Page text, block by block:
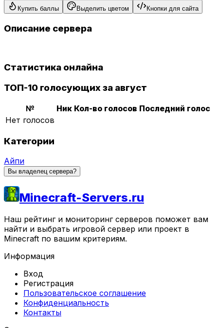
Купить баллы Выделить цветом Кнопки для сайта
Описание сервера
Статистика онлайна
ТОП-10 голосующих за август
№ Ник Кол-во голосов Последний голос
Нет голосов
Категории
Айпи
Вы владелец сервера?
Minecraft-Servers.ru
Наш рейтинг и мониторинг серверов поможет вам
найти и выбрать игровой сервер или проект в
Minecraft по вашим критериям.
Информация
Вход
Регистрация
Пользовательское соглашение
Конфиденциальность
Контакты